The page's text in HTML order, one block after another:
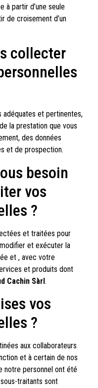
à partir d’une seule
de croisement d’un
collecter
adéquates et pertinentes,
la prestation que vous
des données
et de prospection.
besoin
vos
?
et traitées pour
et exécuter la
et , avec votre
et produits dont
Cachin Sàrl.
vos
?
aux collaborateurs
et à certain de nos
notre personnel ont été
traitants sont